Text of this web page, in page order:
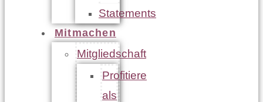
Statements
Mitmachen
Mitgliedschaft
Profitiere
als